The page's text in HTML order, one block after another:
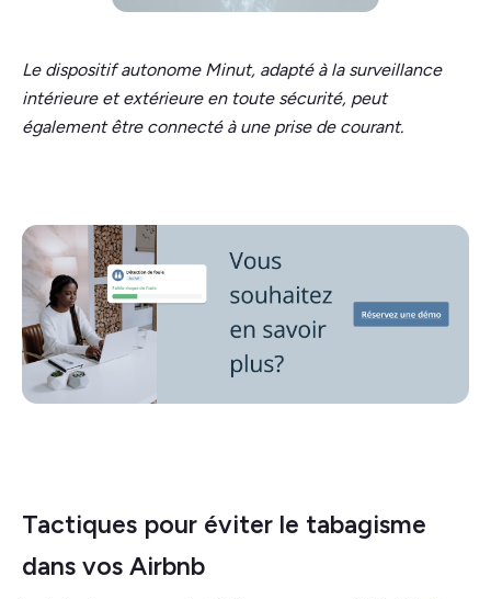
Le dispositif autonome Minut, adapté à la surveillance
intérieure et extérieure en toute sécurité, peut
également être connecté à une prise de courant.
Tactiques pour éviter le tabagisme
dans vos Airbnb